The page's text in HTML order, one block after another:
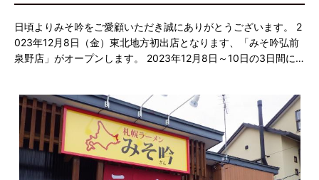
日頃よりみそ吟をご愛顧いただき誠にありがとうございます。 2
023年12月8日（金）東北地方初出店となります、「みそ吟弘前
泉野店」がオープンします。 2023年12月8日～10日の3日間に…